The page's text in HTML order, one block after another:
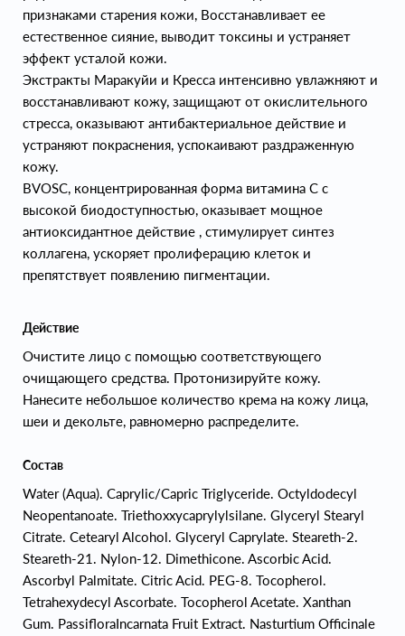
признаками старения кожи, Восстанавливает ее
естественное сияние, выводит токсины и устраняет
эффект усталой кожи.
Экстракты Маракуйи и Кресса интенсивно увлажняют и
восстанавливают кожу, защищают от окислительного
стресса, оказывают антибактериальное действие и
устраняют покраснения, успокаивают раздраженную
кожу.
BVOSC, концентрированная форма витамина С с
высокой биодоступностью, оказывает мощное
антиоксидантное действие , стимулирует синтез
коллагена, ускоряет пролиферацию клеток и
препятствует появлению пигментации.
Действие
Очистите лицо с помощью соответствующего
очищающего средства. Протонизируйте кожу.
Нанесите небольшое количество крема на кожу лица,
шеи и декольте, равномерно распределите.
Состав
Water (Aqua). Caprylic/Capric Triglyceride. Octyldodecyl
Neopentanoate. Triethoxxycaprylylsilane. Glyceryl Stearyl
Citrate. Cetearyl Alcohol. Glyceryl Caprylate. Steareth-2.
Steareth-21. Nylon-12. Dimethicone. Ascorbic Acid.
Ascorbyl Palmitate. Citric Acid. PEG-8. Tocopherol.
Tetrahexydecyl Ascorbate. Tocopherol Acetate. Xanthan
Gum. PassifloraIncarnata Fruit Extract. Nasturtium Officinale